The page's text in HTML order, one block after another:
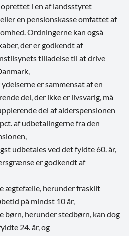
i en af landsstyret
en pensionskasse omfattet af
Ordningerne kan også
der er godkendt af
tilladelse til at drive
er sammensat af en
del, der ikke er livsvarig, må
del af alderspensionen
af udbetalingerne fra den
udbetales ved det fyldte 60. år,
er godkendt af
ægtefælle, herunder fraskilt
på mindst 10 år,
børn, herunder stedbørn, kan dog
24. år, og